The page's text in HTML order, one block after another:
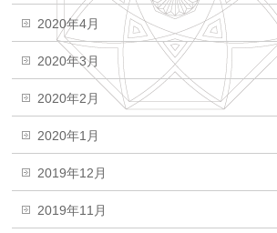
2020年4月
2020年3月
2020年2月
2020年1月
2019年12月
2019年11月